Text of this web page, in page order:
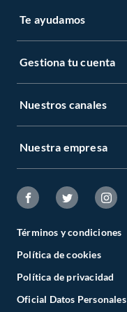
Te ayudamos
Gestiona tu cuenta
Nuestros canales
Nuestra empresa
Términos y condiciones
Política de cookies
Política de privacidad
Oficial Datos Personales